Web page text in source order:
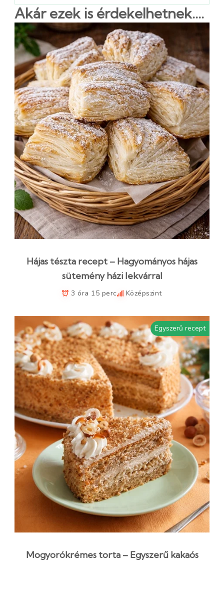
Akár ezek is érdekelhetnek....
Hájas tészta recept – Hagyományos hájas
sütemény házi lekvárral
3 óra 15 perc Középszint
Egyszerű recept
Mogyorókrémes torta – Egyszerű kakaós